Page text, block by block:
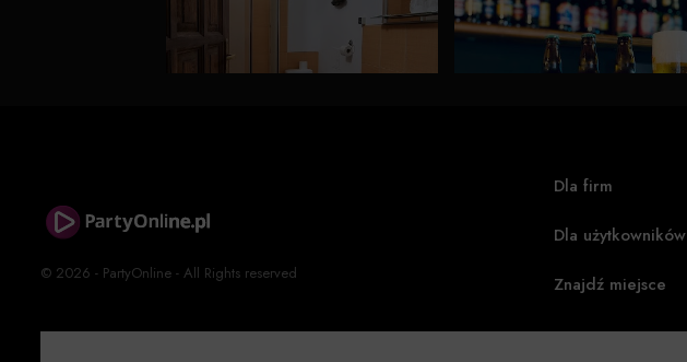
© 2026 - PartyOnline - All Rights reserved
Dla firm
Dla użytkowników
Znajdź miejsce